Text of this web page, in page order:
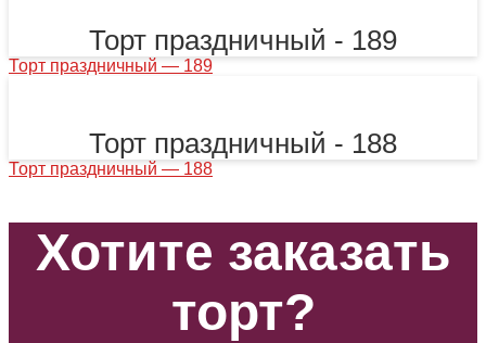
Торт праздничный - 189
Торт праздничный — 189
Торт праздничный - 188
Торт праздничный — 188
Хотите заказать
торт?